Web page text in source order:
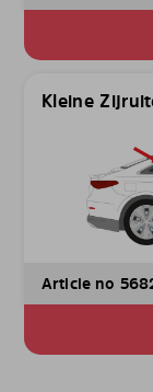
Kleine
Article no